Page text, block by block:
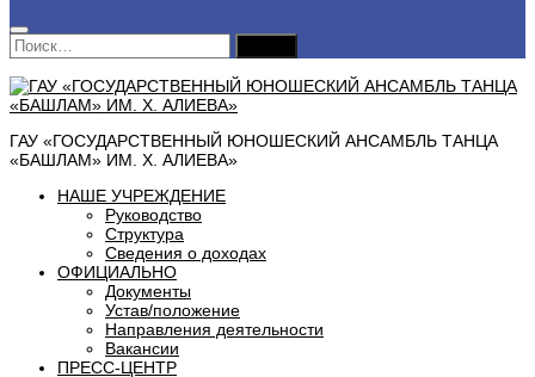
Найти:
ГАУ «ГОСУДАРСТВЕННЫЙ ЮНОШЕСКИЙ АНСАМБЛЬ ТАНЦА
«БАШЛАМ» ИМ. Х. АЛИЕВА»
НАШЕ УЧРЕЖДЕНИЕ
Руководство
Структура
Сведения о доходах
ОФИЦИАЛЬНО
Документы
Устав/положение
Направления деятельности
Вакансии
ПРЕСС-ЦЕНТР